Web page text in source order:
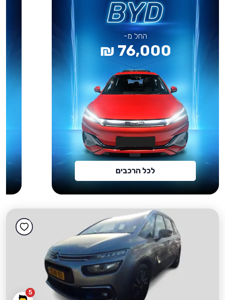
החל מ-
76,000 ₪
לכל הרכבים
5